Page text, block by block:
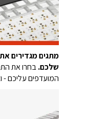
מתגים מגדירים
שלכם.בחרו את
המועדפים עליכם -